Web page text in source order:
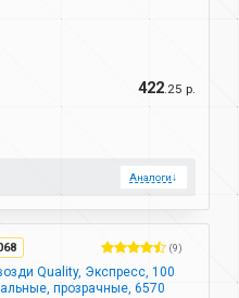
422.25 р.
Аналоги↓
(9)
Quality, Экспресс, 100
прозрачные, 6570